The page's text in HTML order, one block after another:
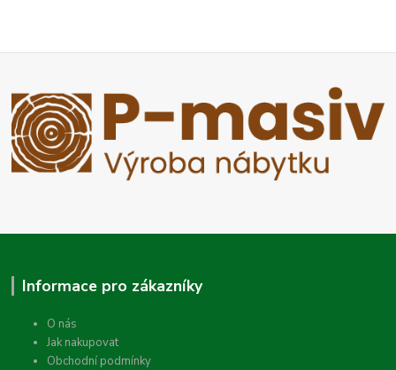
Informace pro zákazníky
O nás
Jak nakupovat
Obchodní podmínky